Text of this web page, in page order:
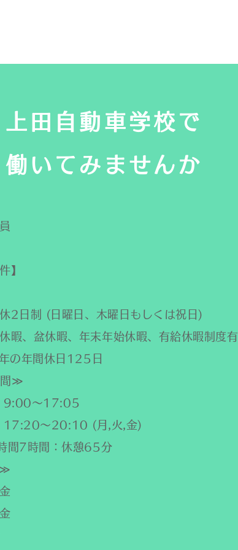
上田自動車学校で
​働いてみませんか
】
休2日制 (日曜日、木曜日もしくは祝日)
休暇、盆休暇、年末年始休暇、有給休暇制度有
の年間休日125日
≫
9:00～17:05
17:20～20:10 (月,火,金)
間7時間：休憩65分
≫